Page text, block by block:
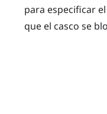
para especificar
que el casco se